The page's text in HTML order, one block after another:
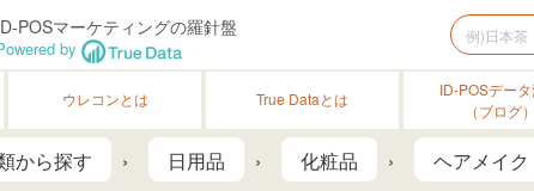
POSマーケティングの羅針盤
by
ウレコンとは True Dataとは
ID-POSデー
（ブログ）
から探す 日用品 化粧品 ヘアメイク